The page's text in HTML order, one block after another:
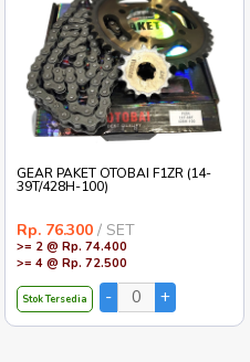
GEAR PAKET OTOBAI F1ZR (14-
39T/428H-100)
Rp. 76.300 / SET
>= 2 @ Rp. 74.400
>= 4 @ Rp. 72.500
Stok Tersedia